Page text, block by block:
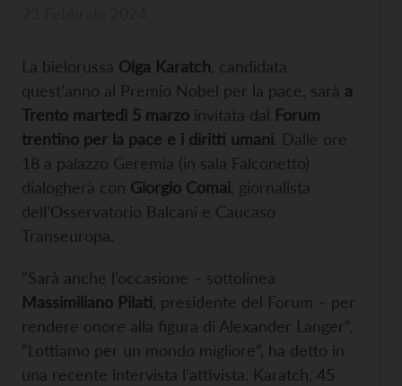
La bielorussa Olga Karatch , candidata
quest’anno al Premio Nobel per la pace, sarà a
Trento martedì 5 marzo invitata dal Forum
trentino per la pace e i diritti umani. Dalle ore
18 a palazzo Geremia (in sala Falconetto)
dialogherà con Giorgio Comai , giornalista
dell’Osservatorio Balcani e Caucaso
Transeuropa.
“Sarà anche l’occasione – sottolinea
Massimiliano Pilati , presidente del Forum – per
rendere onore alla figura di Alexander Langer”.
“Lottiamo per un mondo migliore”, ha detto in
una recente intervista l’attivista. Karatch, 45